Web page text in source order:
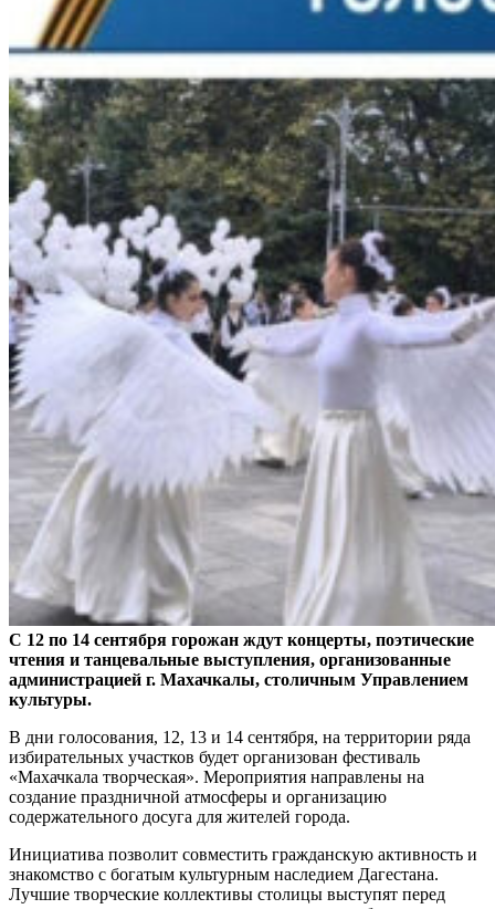
С 12 по 14 сентября горожан ждут концерты, поэтические
чтения и танцевальные выступления, организованные
администрацией г. Махачкалы, столичным Управлением
культуры.
В дни голосования, 12, 13 и 14 сентября, на территории ряда
избирательных участков будет организован фестиваль
«Махачкала творческая». Мероприятия направлены на
создание праздничной атмосферы и организацию
содержательного досуга для жителей города.
Инициатива позволит совместить гражданскую активность и
знакомство с богатым культурным наследием Дагестана.
Лучшие творческие коллективы столицы выступят перед